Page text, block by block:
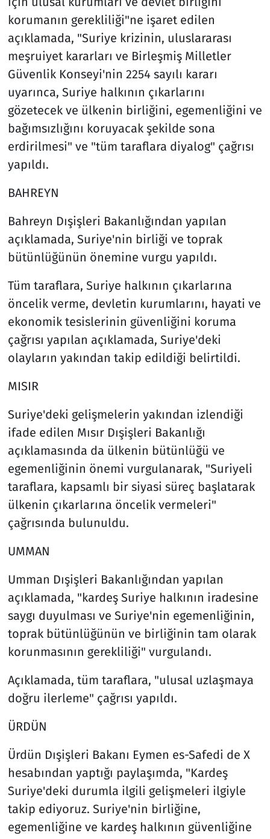
korumanın gerekliliği"ne işaret edilen
açıklamada, "Suriye krizinin, uluslararası
meşruiyet kararları ve Birleşmiş Milletler
Güvenlik Konseyi'nin 2254 sayılı kararı
uyarınca, Suriye halkının çıkarlarını
gözetecek ve ülkenin birliğini, egemenliğini ve
bağımsızlığını koruyacak şekilde sona
erdirilmesi" ve "tüm taraflara diyalog" çağrısı
yapıldı.
BAHREYN
Bahreyn Dışişleri Bakanlığından yapılan
açıklamada, Suriye'nin birliği ve toprak
bütünlüğünün önemine vurgu yapıldı.
Tüm taraflara, Suriye halkının çıkarlarına
öncelik verme, devletin kurumlarını, hayati ve
ekonomik tesislerinin güvenliğini koruma
çağrısı yapılan açıklamada, Suriye'deki
olayların yakından takip edildiği belirtildi.
MISIR
Suriye'deki gelişmelerin yakından izlendiği
ifade edilen Mısır Dışişleri Bakanlığı
açıklamasında da ülkenin bütünlüğü ve
egemenliğinin önemi vurgulanarak, "Suriyeli
taraflara, kapsamlı bir siyasi süreç başlatarak
ülkenin çıkarlarına öncelik vermeleri"
çağrısında bulunuldu.
UMMAN
Umman Dışişleri Bakanlığından yapılan
açıklamada, "kardeş Suriye halkının iradesine
saygı duyulması ve Suriye'nin egemenliğinin,
toprak bütünlüğünün ve birliğinin tam olarak
korunmasının gerekliliği" vurgulandı.
Açıklamada, tüm taraflara, "ulusal uzlaşmaya
doğru ilerleme" çağrısı yapıldı.
ÜRDÜN
Ürdün Dışişleri Bakanı Eymen es-Safedi de X
hesabından yaptığı paylaşımda, "Kardeş
Suriye'deki durumla ilgili gelişmeleri ilgiyle
takip ediyoruz. Suriye'nin birliğine,
egemenliğine ve kardeş halkının güvenliğine
Televizyon